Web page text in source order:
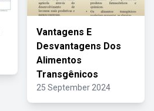
Vantagens E
Desvantagens Dos
Alimentos
Transgênicos
25 September 2024